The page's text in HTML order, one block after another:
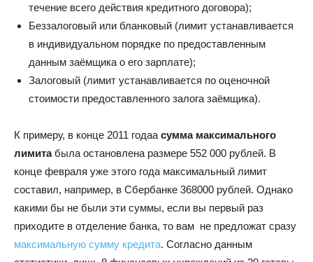
течение всего действия кредитного договора);
Беззалоговый или бланковый (лимит устанавливается
в индивидуальном порядке по предоставленным
данным заёмщика о его зарплате);
Залоговый (лимит устанавливается по оценочной
стоимости предоставленного залога заёмщика).
К примеру, в конце 2011 годаа сумма максимального
лимитабыла остановлена размере 552 000 рублей. В
конце февраля уже этого года максимальный лимит
составил, например, в Сбербанке 368000 рублей. Однако
какими бы не были эти суммы, если вы первый раз
приходите в отделение банка, то вам не предложат сразу
максимальную сумму кредита. Согласно данным